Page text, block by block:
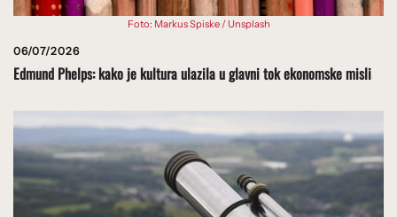
Foto: Markus Spiske / Unsplash
06/07/2026
Edmund Phelps: kako je kultura ulazila u glavni tok ekonomske misli